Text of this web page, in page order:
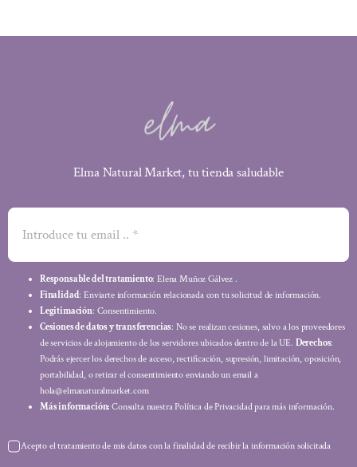
Elma Natural Market, tu tienda saludable
Responsable del tratamiento: Elena Muñoz Gálvez .
Finalidad: Enviarte información relacionada con tu solicitud de información.
Legitimación: Consentimiento.
Cesiones de datos y transferencias: No se realizan cesiones, salvo a los proveedores
de servicios de alojamiento de los servidores ubicados dentro de la UE. Derechos:
Podrás ejercer los derechos de acceso, rectificación, supresión, limitación, oposición,
portabilidad, o retirar el consentimiento enviando un email a
hola@elmanaturalmarket.com
Más información: Consulta nuestra Política de Privacidad para más información.
Acepto el tratamiento de mis datos con la finalidad de recibir la información solicitada